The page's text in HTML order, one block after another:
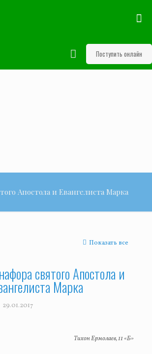
Поступить онлайн
Апостола и Евангелиста Марка
Показать все
святого Апостола и
Марка
29.01.2017
Тихон Ермолаев, 11 «Б»